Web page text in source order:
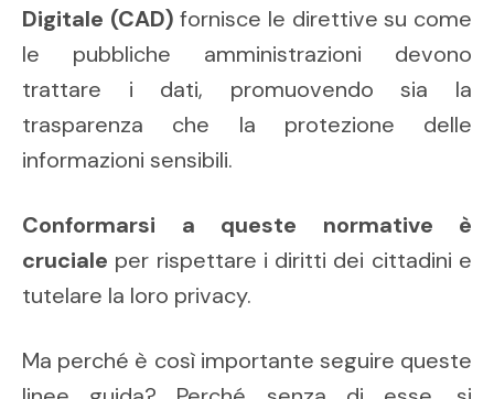
Digitale (CAD) fornisce le direttive su come
le pubbliche amministrazioni devono
trattare i dati, promuovendo sia la
trasparenza che la protezione delle
informazioni sensibili.
Conformarsi a queste normative è
cruciale per rispettare i diritti dei cittadini e
tutelare la loro privacy.
Ma perché è così importante seguire queste